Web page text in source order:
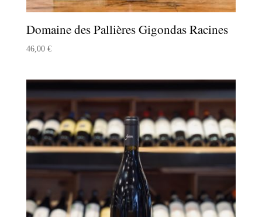
Domaine des Pallières Gigondas Racines
46,00 €